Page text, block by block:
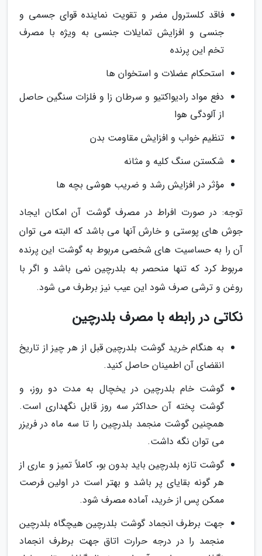
فاقد کلسترول مضر و تقویت نماینده قوای جسمی و
جنسی و افزایش تمایلات جنسی به ویژه با مصرف
تخم این پرنده
استحکام عضلات و استخوان ها
دفع مواد رادیواکتیو و سرطان زا و فلزات سنگین حاصل
از آلودگی هوا
تنظیم خواب و افزایش مقاومت بدن
شکستن سنگ کلیه و مثانه
مؤثر در افزایش رشد و ضریب هوشی بچه ها
توجه: در صورت افراط در مصرف گوشت آن امکان ایجاد
جوش های پوستی و خارش آنها می باشد که البته می توان
آن را به حساسیت های شخصی مربوط به گوشت این پرنده
مربوط کرد که تنها منحصر به بلدرچین نمی باشد و اگر با
روغن و ترشی صرف شود این عیب نیز برطرف می شود.
نکاتی در رابطه با مصرف بلدرچین
به هنگام خرید گوشت بلدرچین قبل از هر چیز از تاریخ
انقضای آن اطمینان حاصل کنید.
گوشت خام بلدرچین در یخچال به مدت دو روز، و
گوشت پخته آن حداکثر سه روز قابل نگهداری است.
همچنین گوشت منجمد بلدرچین را تا سه ماه در فریزر
می توان نگه داشت.
گوشت تازه بلدرچین باید بدون بو، کاملاً تمیز و عاری از
هر گونه بقایای پر باشد و بهتر است در اولین فرصت
ممکن پس از خرید، آماده مصرف شود.
جهت برطرف انجماد گوشت بلدرچین هیچگاه بلدرچین
منجمد را در درجه حرارت اتاق جهت برطرف انجماد